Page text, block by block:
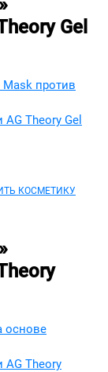
Gel
против
Theory Gel
КОСМЕТИКУ
основе
Theory